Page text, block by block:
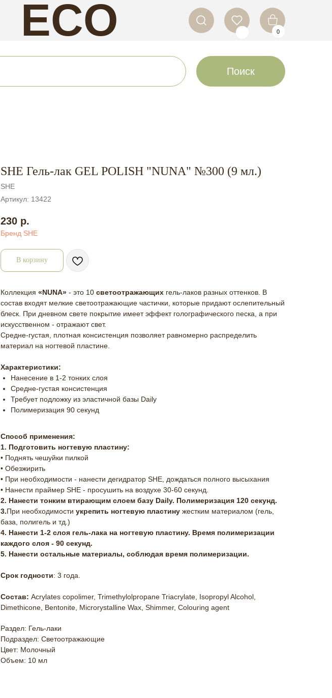
0
ECO
NAILS
Поиск
SHE Гель-лак GEL POLISH "NUNA" №300 (9 мл.)
SHE
Артикул: 13422
230 р.
Бренд SHE
В корзину
Коллекция «NUNA» - это 10 светоотражающих гель-лаков разных оттенков. В
состав входят мелкие светоотражающие частички, которые придают ослепительный
блеск. При дневном свете покрытие имеет эффект голографического песка, а при
искусственном - отражают свет.
Средне-густая, плотная консистенция позволяет равномерно распределить
материал на ногтевой пластине.
Характеристики:
Нанесение в 1-2 тонких слоя
Средне-густая консистенция
Требует подложку из эластичной базы Daily
Полимеризация 90 секунд
Способ применения:
1. Подготовить ногтевую пластину:
• Поднять чешуйки пилкой
• Обезжирить
• При необходимости - нанести дегидратор SHE, дождаться полного высыхания
• Нанести праймер SHE - просушить на воздухе 30-60 секунд.
2. Нанести тонким втирающим слоем базу Daily. Полимеризация 120 секунд.
3.При необходимости укрепить ногтевую пластину жестким материалом (гель,
база, полигель и тд.)
4. Нанести 1-2 слоя гель-лака на ногтевую пластину. Время полимеризации
каждого слоя - 90 секунд.
5. Нанести остальные материалы, соблюдая время полимеризации.
Срок годности: 3 года.
Состав: Acrylates copolimer, Trimethylolpropane Triacrylate, Isopropyl Alcohol,
Dimethicone, Bentonite, Microrystalline Wax, Shimmer, Colouring agent
Раздел: Гель-лаки
Подраздел: Светоотражающие
Цвет: Молочный
Объем: 10 мл